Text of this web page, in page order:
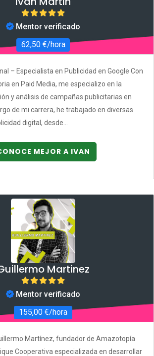
Mentor verificado
62,50 €/hora
– Especialista en Publicidad en Google Con
en Paid Media, me especializo en la
y análisis de campañas publicitarias en
de mi carrera, he trabajado en diversas
digital, desde...
MEJOR A IVAN
Martinez
Mentor verificado
155,00 €/hora
Martínez, fundador de Amazotopía
Cooperativa especializada en desarrollar